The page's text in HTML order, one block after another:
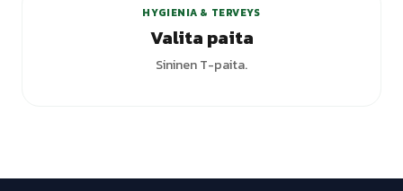
HYGIENIA & TERVEYS
Valita paita
Sininen T-paita.